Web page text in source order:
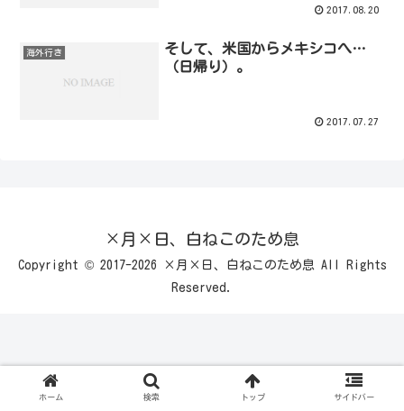
2017.08.20
海外行き
そして、米国からメキシコへ…
（日帰り）。
2017.07.27
×月×日、白ねこのため息
Copyright © 2017-2026 ×月×日、白ねこのため息 All Rights
Reserved.
ホーム 検索 トップ サイドバー